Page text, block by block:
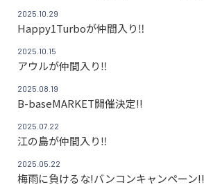
2025.10.29
Happy1Turboが仲間入り‼
2025.10.15
アウルが仲間入り‼
2025.08.19
B-baseMARKET開催決定!!
2025.07.22
江の島が仲間入り‼
2025.05.22
梅雨に負けるな!バンコンキャンペーン!!